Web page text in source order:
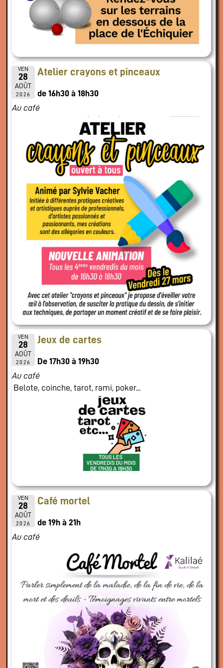
VEN
28
AOÛT
2026
Atelier crayons et pinceaux
de 16h30 à 18h30
Au café
VEN
28
AOÛT
2026
Jeux de cartes
De 17h30 à 19h30
Au café
Belote, coinche, tarot, rami, poker...
VEN
28
AOÛT
2026
Café mortel
de 19h à 21h
Au café